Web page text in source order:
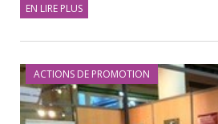
EN LIRE PLUS
ACTIONS DE PROMOTION